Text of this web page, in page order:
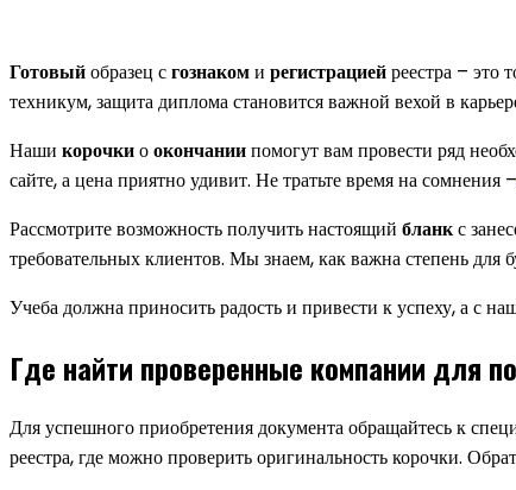
Готовыйобразец сгознакоми регистрациейреестра – это
техникум, защита диплома становится важной вехой в
Наши корочкиоокончаниипомогут вам провести ряд
сайте, а цена приятно удивит. Не тратьте время на сомнения –
Рассмотрите возможность получить настоящий бланкс
требовательных клиентов. Мы знаем, как важна степень
Учеба должна приносить радость и привести к успеху, а с
Где найти проверенные компании для
Для успешного приобретения документа обращайтесь к
реестра, где можно проверить оригинальность корочки.